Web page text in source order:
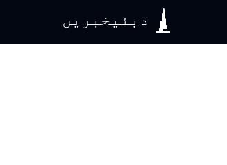
دبئیخبریں